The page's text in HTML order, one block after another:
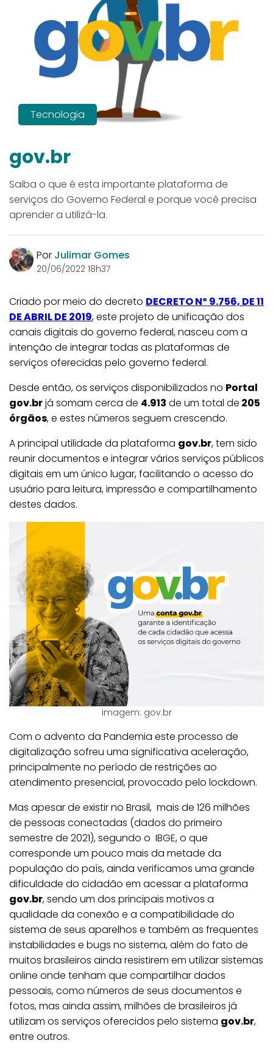
Tecnologia
gov.br
Saiba o que é esta importante plataforma de
serviços do Governo Federal e porque você precisa
aprender a utilizá-la.
Por Julimar Gomes
20/06/2022 18h37
Criado por meio do decreto DECRETO Nº 9.756, DE 11
DE ABRIL DE 2019, este projeto de unificação dos
canais digitais do governo federal, nasceu com a
intenção de integrar todas as plataformas de
serviços oferecidas pelo governo federal.
Desde então, os serviços disponibilizados no Portal
gov.brjá somam cerca de 4.913 de um total de 205
órgãos, e estes números seguem crescendo.
A principal utilidade da plataforma gov.br, tem sido
reunir documentos e integrar vários serviços públicos
digitais em um único lugar, facilitando o acesso do
usuário para leitura, impressão e compartilhamento
destes dados.
imagem: gov.br
Com o advento da Pandemia este processo de
digitalização sofreu uma significativa aceleração,
principalmente no período de restrições ao
atendimento presencial, provocado pelo lockdown.
Mas apesar de existir no Brasil, mais de 126 milhões
de pessoas conectadas (dados do primeiro
semestre de 2021), segundo o IBGE, o que
corresponde um pouco mais da metade da
população do país, ainda verificamos uma grande
dificuldade do cidadão em acessar a plataforma
gov.br, sendo um dos principais motivos a
qualidade da conexão e a compatibilidade do
sistema de seus aparelhos e também as frequentes
instabilidades e bugs no sistema, além do fato de
muitos brasileiros ainda resistirem em utilizar sistemas
online onde tenham que compartilhar dados
pessoais, como números de seus documentos e
fotos, mas ainda assim, milhões de brasileiros já
utilizam os serviços oferecidos pelo sistema gov.br,
entre outros.